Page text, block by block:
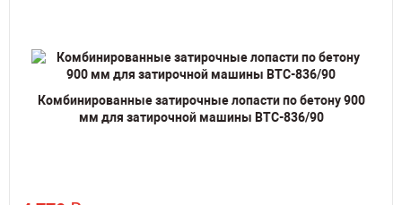
Комбинированные затирочные лопасти по бетону 900
мм для затирочной машины BTC-836/90